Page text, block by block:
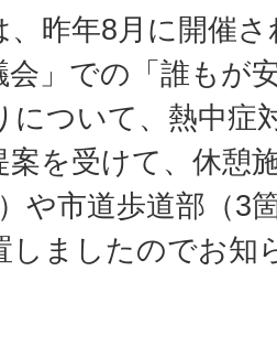
、昨年8月に開催
会」での「誰もが
について、熱中症
案を受けて、休憩
や市道歩道部（3
しましたのでお知